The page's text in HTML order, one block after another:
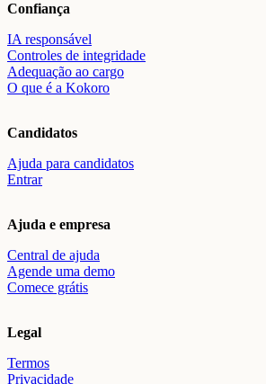
Confiança
IA responsável
Controles de integridade
Adequação ao cargo
O que é a Kokoro
Candidatos
Ajuda para candidatos
Entrar
Ajuda e empresa
Central de ajuda
Agende uma demo
Comece grátis
Legal
Termos
Privacidade